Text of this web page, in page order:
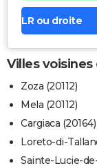
LR ou droite
Villes
Zoza (20112)
Mela (20112)
Cargiaca (20164)
Loreto-di-
Sainte-Lucie-